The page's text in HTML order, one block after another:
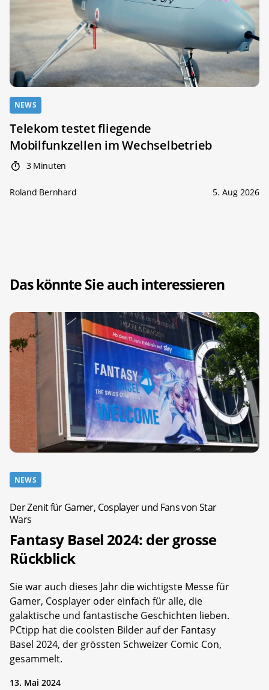
NEWS
Telekom testet fliegende
Mobilfunkzellen im Wechselbetrieb
3 Minuten
Roland Bernhard 5. Aug 2026
Das könnte Sie auch interessieren
NEWS
Der Zenit für Gamer, Cosplayer und Fans von Star
Wars
Fantasy Basel 2024: der grosse
Rückblick
Sie war auch dieses Jahr die wichtigste Messe für
Gamer, Cosplayer oder einfach für alle, die
galaktische und fantastische Geschichten lieben.
PCtipp hat die coolsten Bilder auf der Fantasy
Basel 2024, der grössten Schweizer Comic Con,
gesammelt.
13. Mai 2024